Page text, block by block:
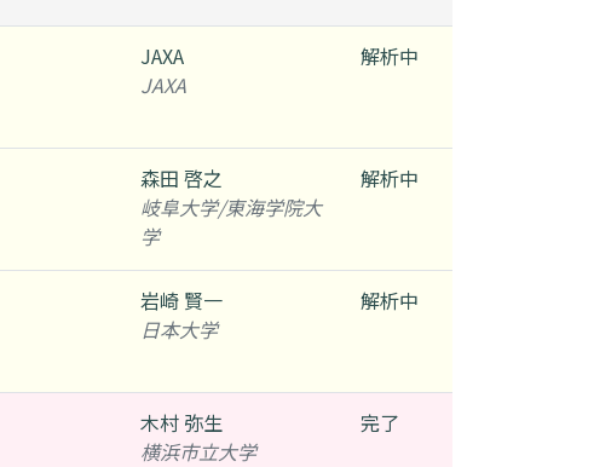
JAXA
JAXA
解析中
森田 啓之
岐阜大学/東海学院大
学
解析中
岩崎 賢一
日本大学
解析中
木村 弥生
横浜市立大学
完了